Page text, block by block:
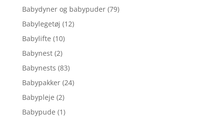
Babydyner og babypuder (79)
Babylegetøj (12)
Babylifte (10)
Babynest (2)
Babynests (83)
Babypakker (24)
Babypleje (2)
Babypude (1)